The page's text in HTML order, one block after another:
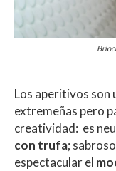
Los aperitivos son
extremeñas pero
creatividad: es
con trufa;
espectacular el